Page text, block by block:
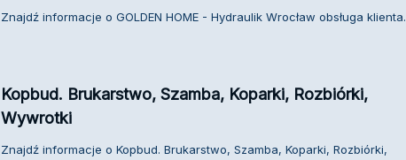
Znajdź informacje o GOLDEN HOME - Hydraulik Wrocław obsługa klienta.
Kopbud. Brukarstwo, Szamba, Koparki, Rozbiórki,
Wywrotki
Znajdź informacje o Kopbud. Brukarstwo, Szamba, Koparki, Rozbiórki,